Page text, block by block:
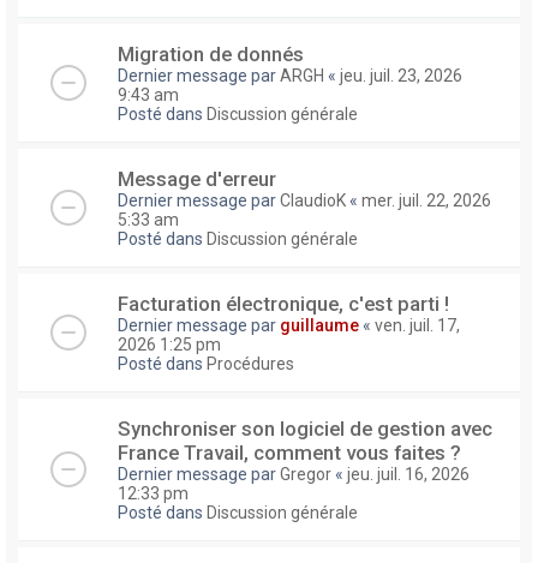
Migration de donnés
Dernier message parARGH « jeu. juil. 23, 2026
9:43 am
Posté dans Discussion générale
Message d'erreur
Dernier message parClaudioK « mer. juil. 22, 2026
5:33 am
Posté dans Discussion générale
Facturation électronique, c'est parti !
Dernier message par guillaume « ven. juil. 17,
2026 1:25 pm
Posté dans Procédures
Synchroniser son logiciel de gestion avec
France Travail, comment vous faites ?
Dernier message parGregor « jeu. juil. 16, 2026
12:33 pm
Posté dans Discussion générale